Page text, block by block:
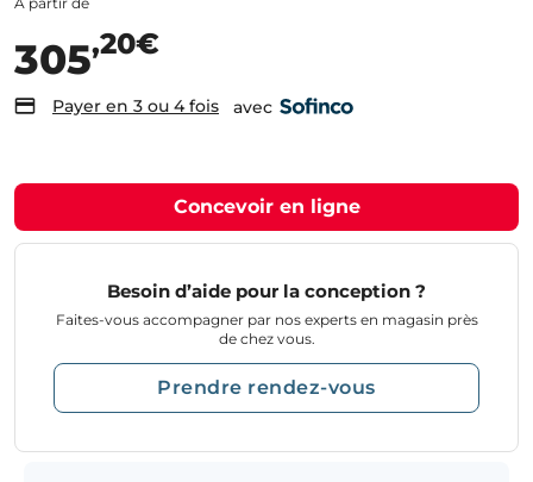
305,20€
Payer en 3 ou 4 fois avec
Concevoir en ligne
Besoin d’aide pour la conception ?
Faites-vous accompagner par nos experts en magasin près
de chez vous.
Prendre rendez-vous